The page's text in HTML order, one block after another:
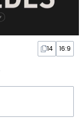
14 16:9